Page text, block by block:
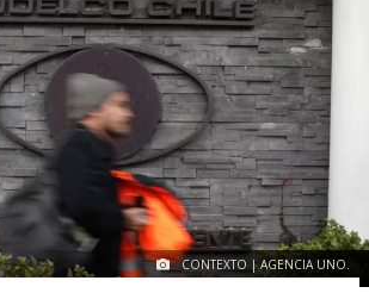
CONTEXTO | AGENCIA UNO.